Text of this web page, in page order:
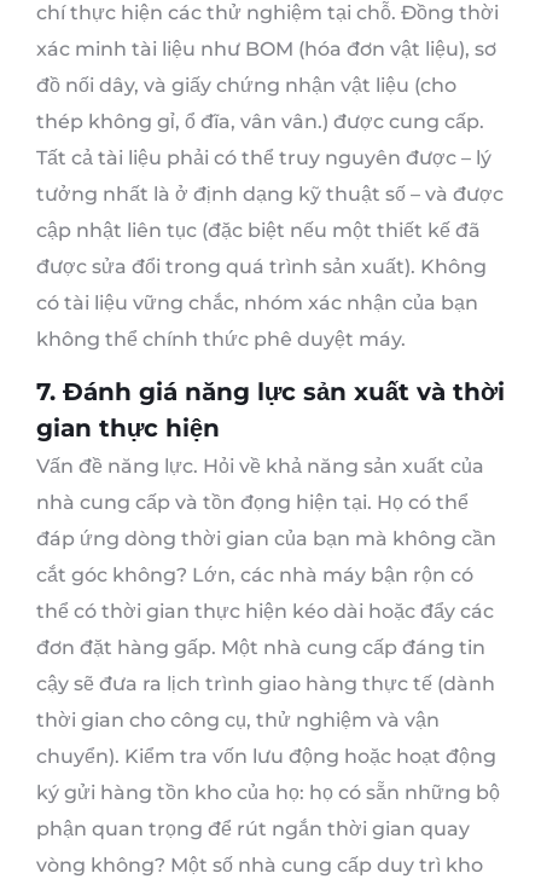
chí thực hiện các thử nghiệm tại chỗ. Đồng thời
xác minh tài liệu như BOM (hóa đơn vật liệu), sơ
đồ nối dây, và giấy chứng nhận vật liệu (cho
thép không gỉ, ổ đĩa, vân vân.) được cung cấp.
Tất cả tài liệu phải có thể truy nguyên được – lý
tưởng nhất là ở định dạng kỹ thuật số – và được
cập nhật liên tục (đặc biệt nếu một thiết kế đã
được sửa đổi trong quá trình sản xuất). Không
có tài liệu vững chắc, nhóm xác nhận của bạn
không thể chính thức phê duyệt máy.
7. Đánh giá năng lực sản xuất và thời
gian thực hiện
Vấn đề năng lực. Hỏi về khả năng sản xuất của
nhà cung cấp và tồn đọng hiện tại. Họ có thể
đáp ứng dòng thời gian của bạn mà không cần
cắt góc không? Lớn, các nhà máy bận rộn có
thể có thời gian thực hiện kéo dài hoặc đẩy các
đơn đặt hàng gấp. Một nhà cung cấp đáng tin
cậy sẽ đưa ra lịch trình giao hàng thực tế (dành
thời gian cho công cụ, thử nghiệm và vận
chuyển). Kiểm tra vốn lưu động hoặc hoạt động
ký gửi hàng tồn kho của họ: họ có sẵn những bộ
phận quan trọng để rút ngắn thời gian quay
vòng không? Một số nhà cung cấp duy trì kho